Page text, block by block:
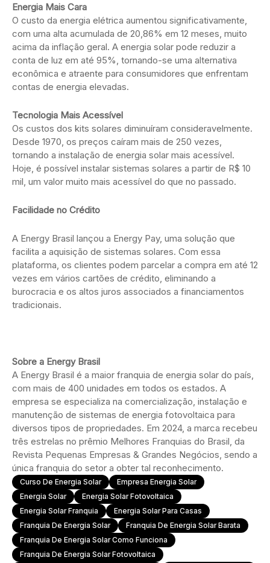
Energia Mais Cara
O custo da energia elétrica aumentou significativamente,
com uma alta acumulada de 20,86% em 12 meses, muito
acima da inflação geral. A energia solar pode reduzir a
conta de luz em até 95%, tornando-se uma alternativa
econômica e atraente para consumidores que enfrentam
contas de energia elevadas.
Tecnologia Mais Acessível
Os custos dos kits solares diminuíram consideravelmente.
Desde 1970, os preços caíram mais de 250 vezes,
tornando a instalação de energia solar mais acessível.
Hoje, é possível instalar sistemas solares a partir de R$ 10
mil, um valor muito mais acessível do que no passado.
Facilidade no Crédito
A Energy Brasil lançou a Energy Pay, uma solução que
facilita a aquisição de sistemas solares. Com essa
plataforma, os clientes podem parcelar a compra em até 12
vezes em vários cartões de crédito, eliminando a
burocracia e os altos juros associados a financiamentos
tradicionais.
Sobre a Energy Brasil
A Energy Brasil é a maior franquia de energia solar do país,
com mais de 400 unidades em todos os estados. A
empresa se especializa na comercialização, instalação e
manutenção de sistemas de energia fotovoltaica para
diversos tipos de propriedades. Em 2024, a marca recebeu
três estrelas no prêmio Melhores Franquias do Brasil, da
Revista Pequenas Empresas & Grandes Negócios, sendo a
única franquia do setor a obter tal reconhecimento.
Curso De Energia Solar
Empresa Energia Solar
Energia Solar
Energia Solar Fotovoltaica
Energia Solar Franquia
Energia Solar Para Casas
Franquia De Energia Solar
Franquia De Energia Solar Barata
Franquia De Energia Solar Como Funciona
Franquia De Energia Solar Fotovoltaica